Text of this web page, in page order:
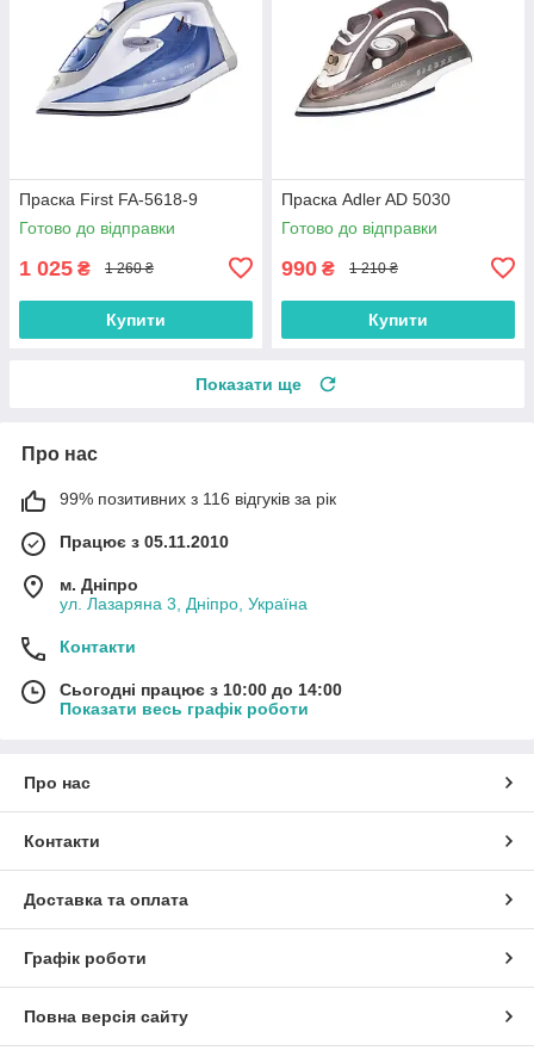
Праска First FA-5618-9
Готово до відправки
1 025 ₴ 1 260 ₴
Купити
Праска Adler AD 5030
Готово до відправки
990 ₴ 1 210 ₴
Купити
Показати ще
Про нас
99% позитивних з 116 відгуків за рік
Працює з 05.11.2010
м. Дніпро
ул. Лазаряна 3, Дніпро, Україна
Контакти
Сьогодні працює з 10:00 до 14:00
Показати весь графік роботи
Про нас
Контакти
Доставка та оплата
Графік роботи
Повна версія сайту